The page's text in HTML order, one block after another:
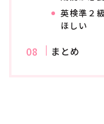
英検準２
ほしい
まとめ